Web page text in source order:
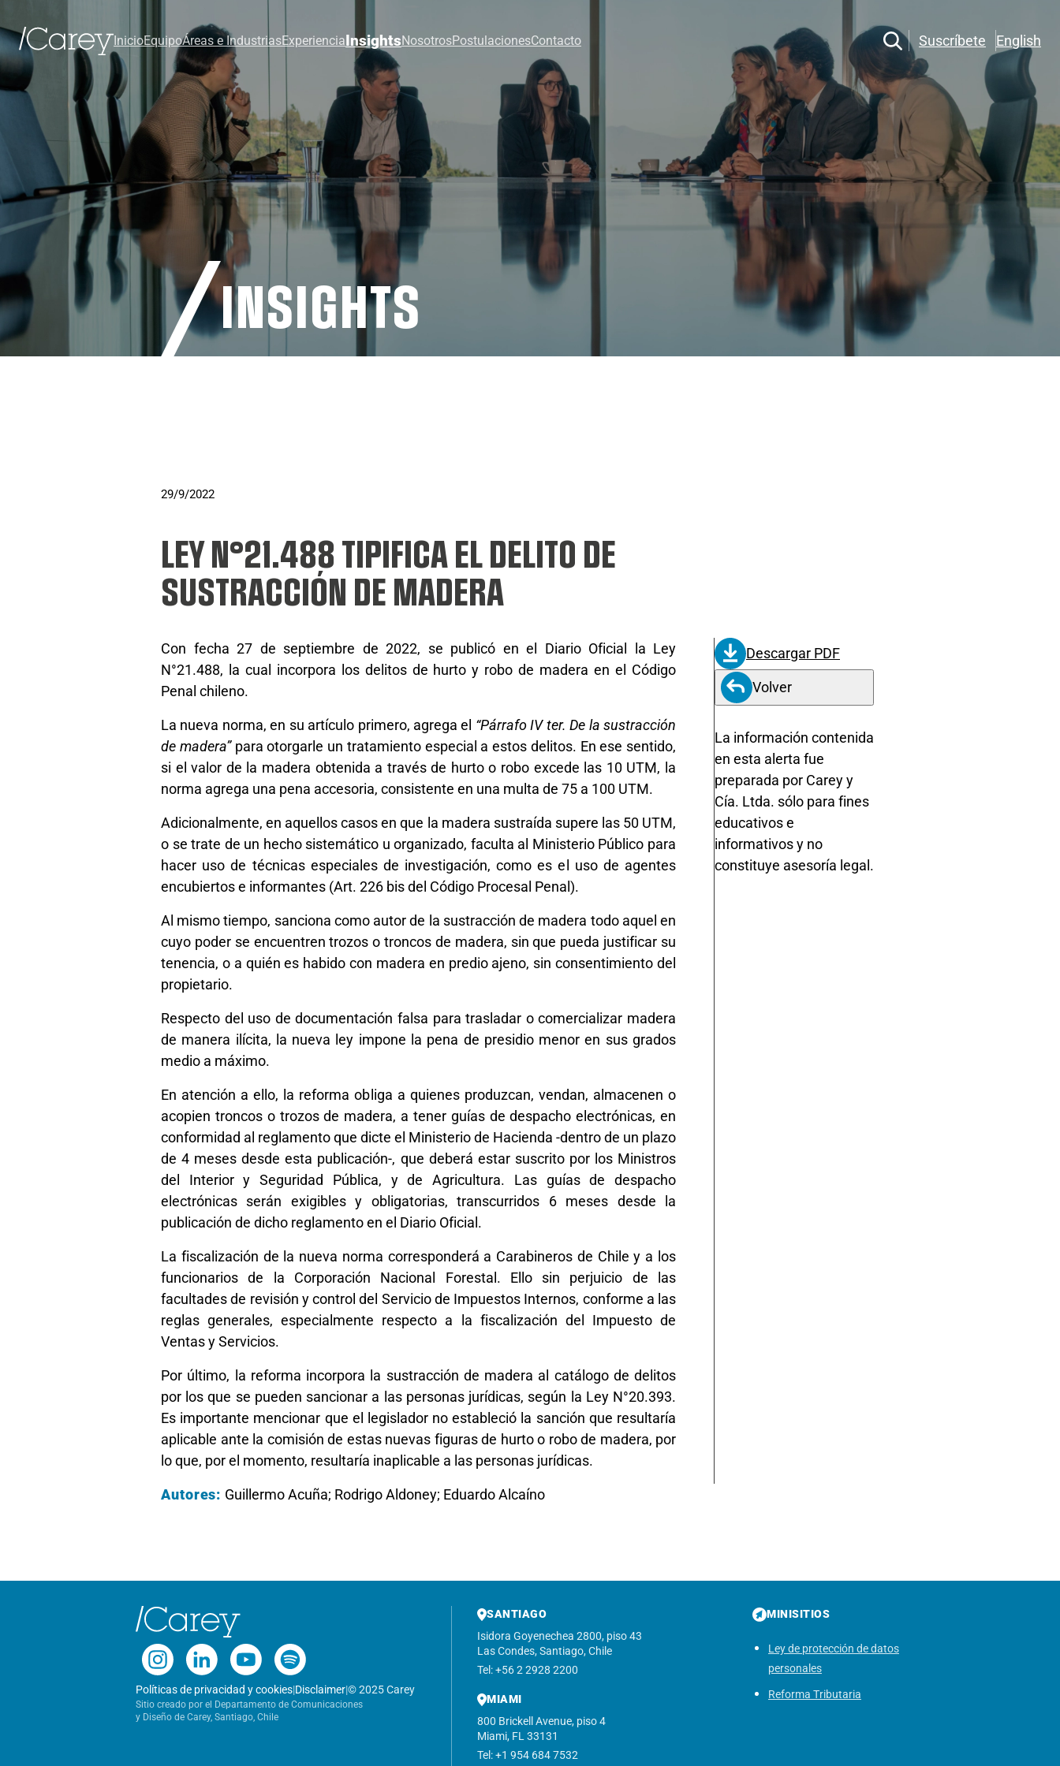
InicioEquipoÁreas e IndustriasExperienciaInsights NosotrosPostulacionesContacto Suscríbete English
INSIGHTS
29/9/2022
LEY N°21.488 TIPIFICA EL DELITO DE
SUSTRACCIÓN DE MADERA
Con fecha 27 de septiembre de 2022, se publicó en el Diario Oficial la Ley
N°21.488, la cual incorpora los delitos de hurto y robo de madera en el Código
Penal chileno.
La nueva norma, en su artículo primero, agrega el “Párrafo IV ter. De la sustracción
de madera” para otorgarle un tratamiento especial a estos delitos. En ese sentido,
si el valor de la madera obtenida a través de hurto o robo excede las 10 UTM, la
norma agrega una pena accesoria, consistente en una multa de 75 a 100 UTM.
Adicionalmente, en aquellos casos en que la madera sustraída supere las 50 UTM,
o se trate de un hecho sistemático u organizado, faculta al Ministerio Público para
hacer uso de técnicas especiales de investigación, como es el uso de agentes
encubiertos e informantes (Art. 226 bis del Código Procesal Penal).
Al mismo tiempo, sanciona como autor de la sustracción de madera todo aquel en
cuyo poder se encuentren trozos o troncos de madera, sin que pueda justificar su
tenencia, o a quién es habido con madera en predio ajeno, sin consentimiento del
propietario.
Respecto del uso de documentación falsa para trasladar o comercializar madera
de manera ilícita, la nueva ley impone la pena de presidio menor en sus grados
medio a máximo.
En atención a ello, la reforma obliga a quienes produzcan, vendan, almacenen o
acopien troncos o trozos de madera, a tener guías de despacho electrónicas, en
conformidad al reglamento que dicte el Ministerio de Hacienda -dentro de un plazo
de 4 meses desde esta publicación-, que deberá estar suscrito por los Ministros
del Interior y Seguridad Pública, y de Agricultura. Las guías de despacho
electrónicas serán exigibles y obligatorias, transcurridos 6 meses desde la
publicación de dicho reglamento en el Diario Oficial.
La fiscalización de la nueva norma corresponderá a Carabineros de Chile y a los
funcionarios de la Corporación Nacional Forestal. Ello sin perjuicio de las
facultades de revisión y control del Servicio de Impuestos Internos, conforme a las
reglas generales, especialmente respecto a la fiscalización del Impuesto de
Ventas y Servicios.
Por último, la reforma incorpora la sustracción de madera al catálogo de delitos
por los que se pueden sancionar a las personas jurídicas, según la Ley N°20.393.
Es importante mencionar que el legislador no estableció la sanción que resultaría
aplicable ante la comisión de estas nuevas figuras de hurto o robo de madera, por
lo que, por el momento, resultaría inaplicable a las personas jurídicas.
Descargar PDF
Volver
La información contenida
en esta alerta fue
preparada por Carey y
Cía. Ltda. sólo para fines
educativos e
informativos y no
constituye asesoría legal.
Autores: Guillermo Acuña; Rodrigo Aldoney; Eduardo Alcaíno
Políticas de privacidad y cookies|Disclaimer|© 2025 Carey
Sitio creado por el Departamento de Comunicaciones
y Diseño de Carey, Santiago, Chile
SANTIAGO
Isidora Goyenechea 2800, piso 43
Las Condes, Santiago, Chile
Tel: +56 2 2928 2200
MIAMI
800 Brickell Avenue, piso 4
Miami, FL 33131
Tel: +1 954 684 7532
MINISITIOS
Ley de protección de datos
personales
Reforma Tributaria